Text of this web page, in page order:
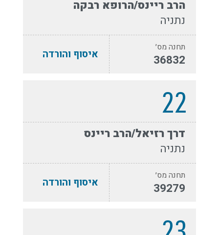
הרב ריינס/הרופא רבקה
נתניה
תחנה מס׳
36832 איסוף והורדה
22
דרך רזיאל/הרב ריינס
נתניה
תחנה מס׳
39279 איסוף והורדה